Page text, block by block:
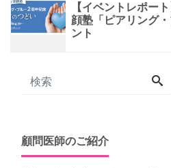
【イベントレポー
顔塾「ピアリング
ント
顧問医師のご紹介